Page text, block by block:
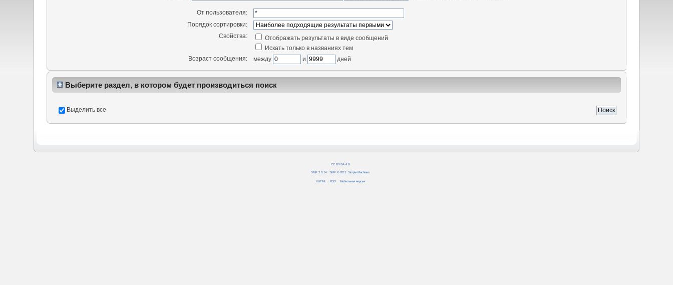
От пользователя:
Порядок сортировки:
Свойства:
Отображать результаты в виде сообщений
Искать только в названиях тем
Возраст сообщения:
между и дней
Выберите раздел, в котором будет производиться поиск
Выделить все
CC BY-SA 4.0
SMF 2.0.14 SMF © 2011 Simple Machines
XHTML RSS Мобильная версия